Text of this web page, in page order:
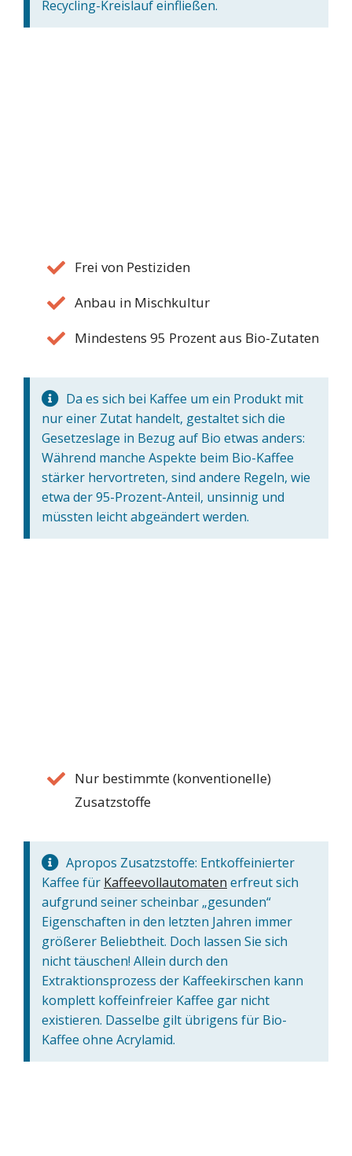
Recycling-Kreislauf einfließen.
Frei von Pestiziden
Anbau in Mischkultur
Mindestens 95 Prozent aus Bio-Zutaten
Da es sich bei Kaffee um ein Produkt mit
nur einer Zutat handelt, gestaltet sich die
Gesetzeslage in Bezug auf Bio etwas anders:
Während manche Aspekte beim Bio-Kaffee
stärker hervortreten, sind andere Regeln, wie
etwa der 95-Prozent-Anteil, unsinnig und
müssten leicht abgeändert werden.
Nur bestimmte (konventionelle)
Zusatzstoffe
Apropos Zusatzstoffe: Entkoffeinierter
Kaffee für Kaffeevollautomaten erfreut sich
aufgrund seiner scheinbar „gesunden“
Eigenschaften in den letzten Jahren immer
größerer Beliebtheit. Doch lassen Sie sich
nicht täuschen! Allein durch den
Extraktionsprozess der Kaffeekirschen kann
komplett koffeinfreier Kaffee gar nicht
existieren. Dasselbe gilt übrigens für Bio-
Kaffee ohne Acrylamid.